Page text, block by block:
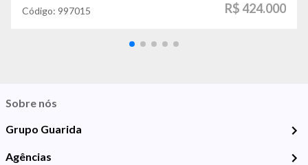
Código: 997015 R$ 424.000
Sobre nós
Grupo Guarida
Agências